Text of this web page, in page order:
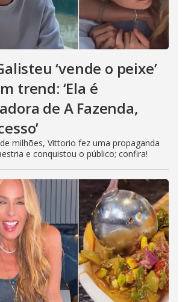
‘vende o peixe’
trend: ‘Ela é
de A Fazenda,
milhões, Vittorio fez uma propaganda
e conquistou o público; confira!